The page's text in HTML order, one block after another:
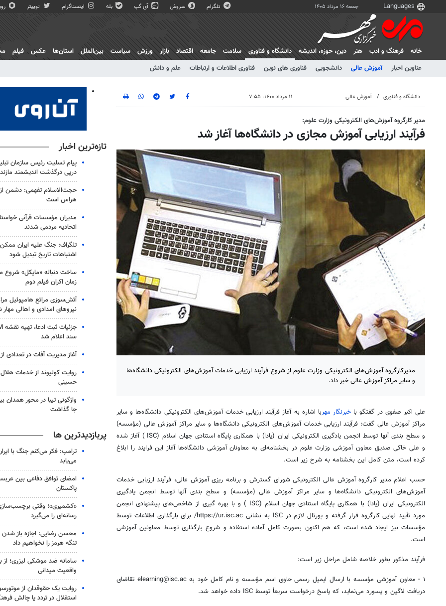
جمعه ۱۶ مرداد ۱۴۰۵ تلگرام سروش آی گپ بله اینستاگرام توییتر
خانه فرهنگ و ادب هنر دين، حوزه، انديشه
دانشگاه و فناوری
عناوین اخبار
آموزش عالی دانشجویی فناوری های نوین فناوری اطلاعات و ارتباطات علم و دانش
سلامت جامعه اقتصاد بازار ورزش سیاست بین‌الملل استان‌ها عکس فیلم
دانشگاه و فناوری آموزش عالی ۱۱ مرداد ۱۴۰۰، ۷:۵۵
مدیر کارگروه آموزش‌های الکترونیکی وزارت علوم:
فرآیند ارزیابی آموزش‌ مجازی در دانشگاه‌ها آغاز شد
مدیرکارگروه آموزش‌های الکترونیکی وزارت علوم از شروع فرآیند ارزیابی خدمات آموزش‌های الکترونیکی دانشگاه‌ها
و سایر مراکز آموزش عالی خبر داد.
علی اکبر صفوی در گفتگو با خبرنگار مهربا اشاره به آغاز فرآیند ارزیابی خدمات آموزش‌های الکترونیکی دانشگاه‌ها و سایر
مراکز آموزش عالی گفت: فرآیند ارزیابی خدمات آموزش‌های الکترونیکی دانشگاه‌ها و سایر مراکز آموزش عالی (مؤسسه)
و سطح بندی آنها توسط انجمن یادگیری الکترونیکی ایران (یادا
) با همکاری پایگاه استنادی جهان اسلام (ISC ) آغاز شده
و علی خاکی صدیق معاون آموزشی وزارت علوم در بخشنامه‌ای به معاونان آموزشی دانشگاه‌ها آغاز این فرایند را ابلاغ
کرده است، متن کامل این بخشنامه به شرح زیر است.
حسب اعلام مدیر کارگروه آموزش عالی الکترونیکی شورای گسترش و برنامه ریزیآموزش عالی، فرآیند ارزیابی خدمات
آموزش‌های الکترونیکی دانشگاه‌ها و سایر مراکز آموزش عالی (مؤسسه) و سطح بندی آنها توسط انجمن یادگیری
الکترونیکی ایران (یادا) با همکاری پایگاه استنادی جهان اسلام (ISC ) و با بهره گیری از شاخص‌های پیشنهادی انجمن
مورد تأیید نهایی کارگروه قرار گرفته و پورتال لازم در ISC به نشانی https://ur.isc.ac/ برای بارگذاری اطلاعات توسط
مؤسسات نیز ایجاد شده است، که هم اکنون بصورتکامل آماده استفاده و شروع بارگذاری توسط معاونین آموزشی
است.
فرآیند مذکور بطور خلاصه شامل مراحل زیر است:
۱ - معاون آموزشی مؤسسه با ارسال ایمیل رسمی حاوی اسم مؤسسه و نام کامل خود به elearning@isc.ac تقاضای
دریافت لاگین و پسورد می‌نماید، که پاسخ درخواست سریعاً توسط ISC داده خواهد شد.
تازه‌ترین اخبار
پیام تسلیت رئیس سازمان
درپی درگذشت اندیشمند
حجت‌الاسلام تفهمی: دشمن از
هراس است
مدیران مؤسسات قرآنی
اتحادیه‌ مردمی شدند
تلگراف: جنگ علیه ایران
اشتباهات تاریخ تبدیل شود
ساخت دنباله «مایکل» شروع
زمان اکران فیلم دوم
آتش‌سوزی مراتع هامپوئیل
نیروهای امدادی و اهالی
سند اعلام شد
آغاز مدیریت آفات در تعدادی
روایت کولیوند از خدمات
حسینی
جا گذاشت
پربازدیدترین ها
ترامپ: فکر می‌کنم جنگ با
می‌یابد
امضای توافق دفاعی بین
پاکستان
«کشمیری»؛ وقتی
رسانه‌ای را می‌گیرد
محسن رضایی: اجازه باز
تنگه هرمز را نخواهیم داد
سامانه ضد موشکی لیزری؛ از
واقعیت میدانی
روایت یک حقوقدان از
استقلال در تردد یا چالش